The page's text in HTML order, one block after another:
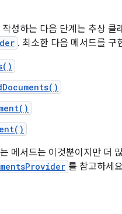
성하는 다음 단계는 추상 클
. 최소한 다음 메서드를 구
메서드는 이것뿐이지만 더
를 참고하세